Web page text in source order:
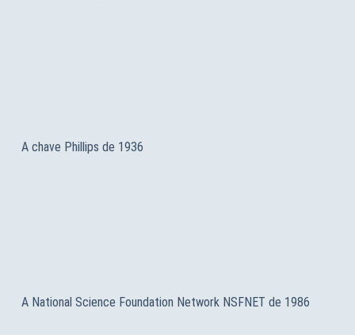
A chave Phillips de 1936
A National Science Foundation Network NSFNET de 1986